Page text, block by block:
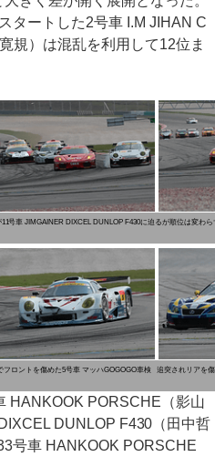
タートした2号車 I.M JIHAN C
規）は混乱を利用して12位ま
号車 JIMGAINER DIXCEL DUNLOP F430に迫るが順位は変わ
フロントを傷めた5号車 マッハGOGOGO車検
追突されリアを
HANKOOK PORSCHE（影山
DUNLOP F430（田中哲
号車 HANKOOK PORSCHE